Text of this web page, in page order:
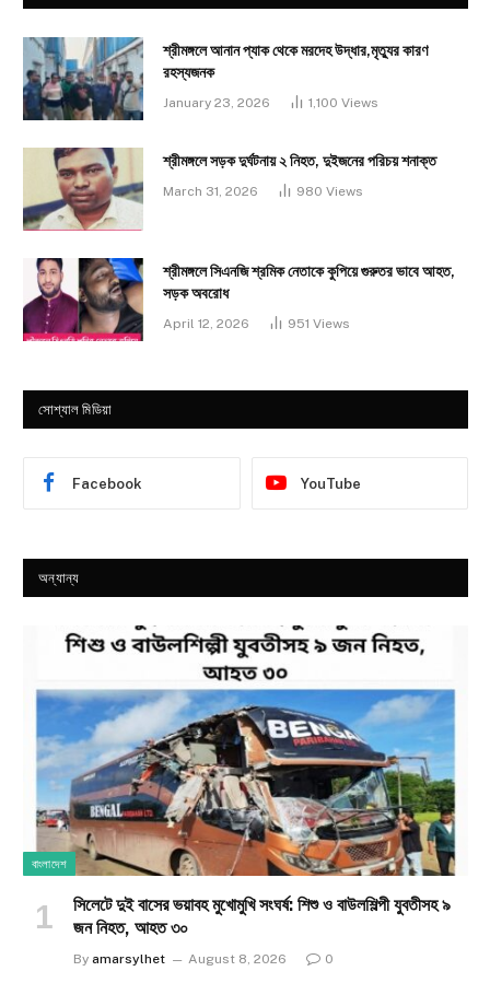
শ্রীমঙ্গলে আনান প্যাক থেকে মরদেহ উদ্ধার,মৃত্যুর কারণ
রহস্যজনক
January 23, 2026 1,100 Views
শ্রীমঙ্গলে সড়ক দুর্ঘটনায় ২ নিহত, দুইজনের পরিচয় শনাক্ত
March 31, 2026 980 Views
শ্রীমঙ্গলে সিএনজি শ্রমিক নেতাকে কুপিয়ে গুরুতর ভাবে আহত,
সড়ক অবরোধ
April 12, 2026 951 Views
সোশ্যাল মিডিয়া
Facebook YouTube
অন্যান্য
বাংলাদেশ
সিলেটে দুই বাসের ভয়াবহ মুখোমুখি সংঘর্ষ: শিশু ও বাউলশিল্পী যুবতীসহ ৯
জন নিহত, আহত ৩০
By amarsylhet August 8, 2026 0